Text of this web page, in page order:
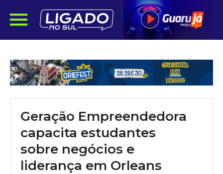
Geração Empreendedora
capacita estudantes
sobre negócios e
liderança em Orleans